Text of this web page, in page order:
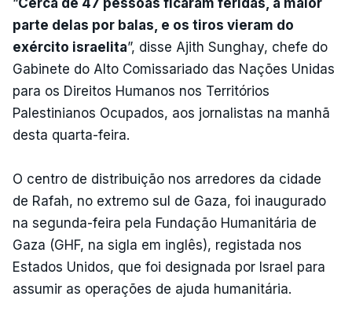
parte delas por balas, e os tiros vieram do
exército israelita”, disse Ajith Sunghay, chefe do
Gabinete do Alto Comissariado das Nações Unidas
para os Direitos Humanos nos Territórios
Palestinianos Ocupados, aos jornalistas na manhã
desta quarta-feira.
O centro de distribuição nos arredores da cidade
de Rafah, no extremo sul de Gaza, foi inaugurado
na segunda-feira pela Fundação Humanitária de
Gaza (GHF, na sigla em inglês), registada nos
Estados Unidos, que foi designada por Israel para
assumir as operações de ajuda humanitária.